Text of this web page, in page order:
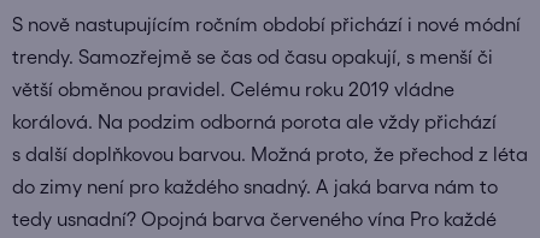
S nově nastupujícím ročním období přichází i nové módní
trendy. Samozřejmě se čas od času opakují, s menší či
větší obměnou pravidel. Celému roku 2019 vládne
korálová. Na podzim odborná porota ale vždy přichází
s další doplňkovou barvou. Možná proto, že přechod z léta
do zimy není pro každého snadný. A jaká barva nám to
tedy usnadní? Opojná barva červeného vína Pro každé